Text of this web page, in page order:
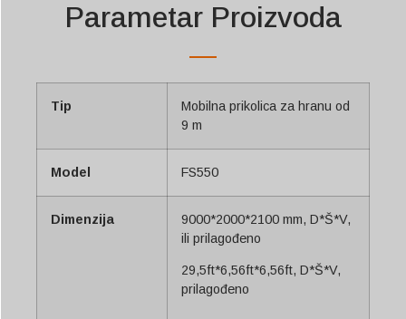
Parametar Proizvoda
Tip
Mobilna prikolica za hranu od
9 m
Model FS550
Dimenzija
9000*2000*2100 mm, D*Š*V,
ili prilagođeno
29,5ft*6,56ft*6,56ft, D*Š*V,
prilagođeno